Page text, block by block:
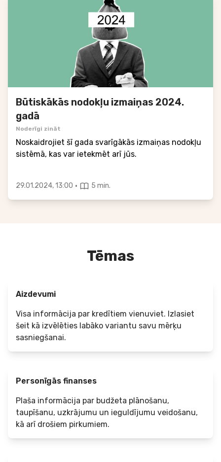
Būtiskākās nodokļu izmaiņas 2024.
gadā
Noderīgi zināt
Noskaidrojiet šī gada svarīgākās izmaiņas nodokļu
sistēmā, kas var ietekmēt arī jūs.
29.01.2024, 13:00 · 5 min.
Tēmas
Aizdevumi
Visa informācija par kredītiem vienuviet. Izlasiet
šeit kā izvēlēties labāko variantu savu mērķu
sasniegšanai.
Personīgās finanses
Plaša informācija par budžeta plānošanu,
taupīšanu, uzkrājumu un ieguldījumu veidošanu,
kā arī drošiem pirkumiem.